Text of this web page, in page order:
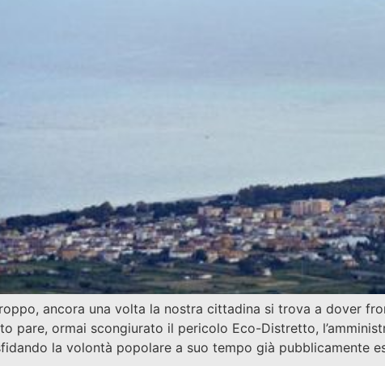
ancora una volta la nostra cittadina si trova a dover
pare, ormai scongiurato il pericolo Eco-Distretto,
la volontà popolare a suo tempo già pubblicamente